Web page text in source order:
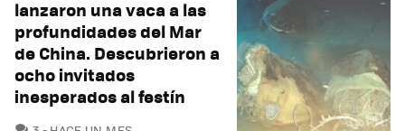
lanzaron una vaca a las
profundidades del Mar
de China. Descubrieron a
ocho invitados
inesperados al festín
COMENTARIOS